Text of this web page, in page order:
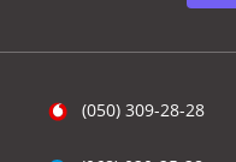
(050) 309-28-28